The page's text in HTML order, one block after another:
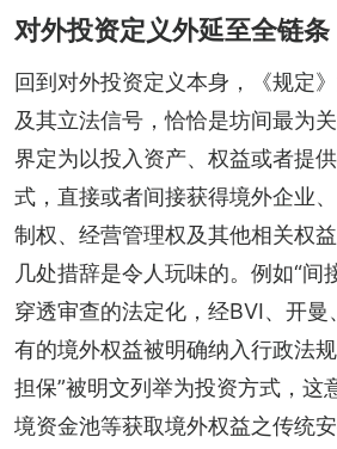
对外投资定义外延至全链条
回到对外投资定义本身，《规定
及其立法信号，恰恰是坊间最为
界定为以投入资产、权益或者提
式，直接或者间接获得境外企业
制权、经营管理权及其他相关权
几处措辞是令人玩味的。例如“间
穿透审查的法定化，经BVI、开
有的境外权益被明确纳入行政法规
担保”被明文列举为投资方式，这
境资金池等获取境外权益之传统